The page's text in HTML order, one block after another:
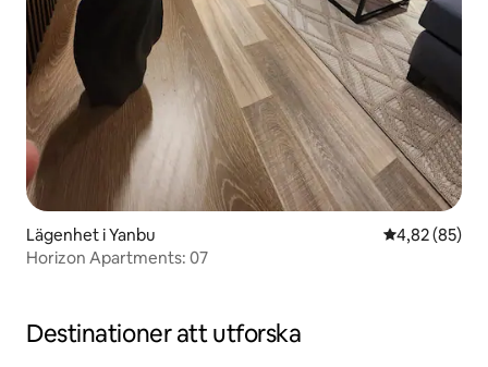
Lägenhet i Yanbu 4,82 av 5 i
4,82 (85)
Horizon Apartments: 07
Destinationer att utforska